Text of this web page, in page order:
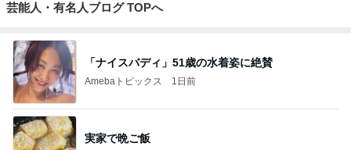
芸能人・有名人ブログ TOPへ
「ナイスバディ」51歳の水着姿に絶賛
Amebaトピックス 1日前
実家で晩ご飯